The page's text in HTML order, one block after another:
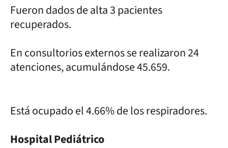
Fueron dados de alta 3 pacientes
recuperados.
En consultorios externos se realizaron 24
atenciones, acumulándose 45.659.
Está ocupado el 4.66% de los respiradores.
Hospital Pediátrico